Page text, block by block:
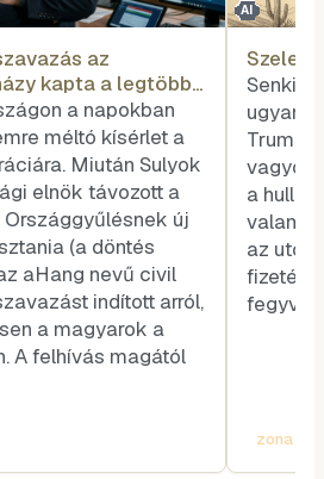
az
kapta a legtöbb
a napokban
méltó kísérlet a
Miután Sulyok
elnök távozott a
új
(a döntés
aHang nevű civil
indított arról,
a magyarok a
A felhívás magától
AI
Szele
Senkit
Trump
a
az
fizetése
zona